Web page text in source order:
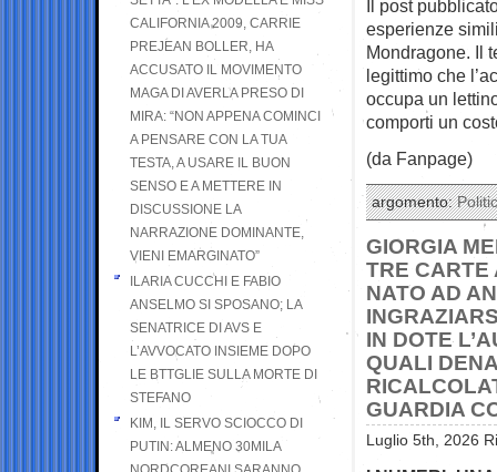
Il post
esperienze
Mondragone. Il
legittimo che
occupa un
comporti un
(da Fanpage)
argomento:
GIORGIA
TRE CARTE
NATO AD
IN DOTE
QUALI
GUARDIA
Luglio 5th, 2026
CALIFORNIA 2009, CARRIE
PREJEAN BOLLER, HA
ACCUSATO IL MOVIMENTO
MAGA DI AVERLA PRESO DI
MIRA: “NON APPENA COMINCI
A PENSARE CON LA TUA
TESTA, A USARE IL BUON
SENSO E A METTERE IN
DISCUSSIONE LA
NARRAZIONE DOMINANTE,
VIENI EMARGINATO”
ILARIA CUCCHI E FABIO
ANSELMO SI SPOSANO; LA
SENATRICE DI AVS E
L’AVVOCATO INSIEME DOPO
LE BTTGLIE SULLA MORTE DI
STEFANO
KIM, IL SERVO SCIOCCO DI
PUTIN: ALMENO 30MILA